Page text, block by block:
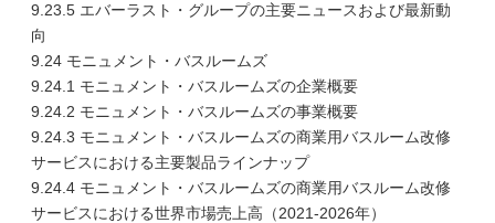
9.23.5 エバーラスト・グループの主要ニュースおよび最新動
向
9.24 モニュメント・バスルームズ
9.24.1 モニュメント・バスルームズの企業概要
9.24.2 モニュメント・バスルームズの事業概要
9.24.3 モニュメント・バスルームズの商業用バスルーム改修
サービスにおける主要製品ラインナップ
9.24.4 モニュメント・バスルームズの商業用バスルーム改修
サービスにおける世界市場売上高（2021-2026年）